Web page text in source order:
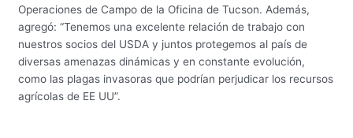
Operaciones de Campo de la Oficina de Tucson. Además,
agregó: “Tenemos una excelente relación de trabajo con
nuestros socios del USDA y juntos protegemos al país de
diversas amenazas dinámicas y en constante evolución,
como las plagas invasoras que podrían perjudicar los recursos
agrícolas de EE UU”.